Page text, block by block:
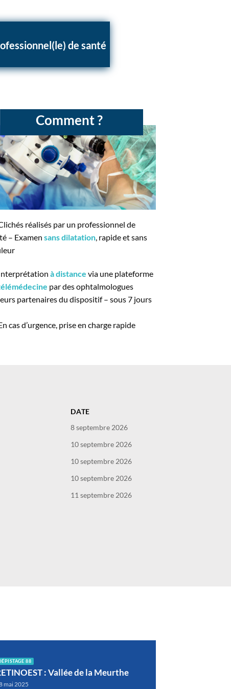
de santé
Comment ?
réalisés par un professionnel de
– Examen sans dilatation, rapide et sans
à distance via une plateforme
par des ophtalmologues
partenaires du dispositif – sous 7 jours
cas d’urgence, prise en charge rapide
DATE
8 septembre 2026
10 septembre 2026
10 septembre 2026
10 septembre 2026
11 septembre 2026
88
: Vallée de la Meurthe
mai 2025